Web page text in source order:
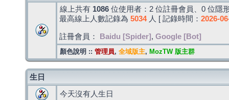
線上共有 1086 位使用者：2 位註冊會員、0 位隱
最高線上人數記錄為 5034人 [ 記錄時間： 2026-
註冊會員： Baidu [Spider] , Google [Bot]
顏色說明 :: 管理員, 全域版主, MozTW 版主群
生日
今天沒有人生日